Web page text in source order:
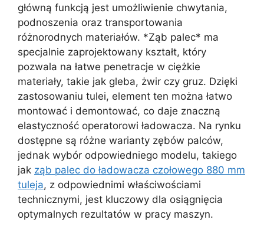
główną funkcją jest umożliwienie chwytania,
podnoszenia oraz transportowania
różnorodnych materiałów. *Ząb palec* ma
specjalnie zaprojektowany kształt, który
pozwala na łatwe penetracje w ciężkie
materiały, takie jak gleba, żwir czy gruz. Dzięki
zastosowaniu tulei, element ten można łatwo
montować i demontować, co daje znaczną
elastyczność operatorowi ładowacza. Na rynku
dostępne są różne warianty zębów palców,
jednak wybór odpowiedniego modelu, takiego
jak ząb palec do ładowacza czołowego 880 mm
tuleja, z odpowiednimi właściwościami
technicznymi, jest kluczowy dla osiągnięcia
optymalnych rezultatów w pracy maszyn.